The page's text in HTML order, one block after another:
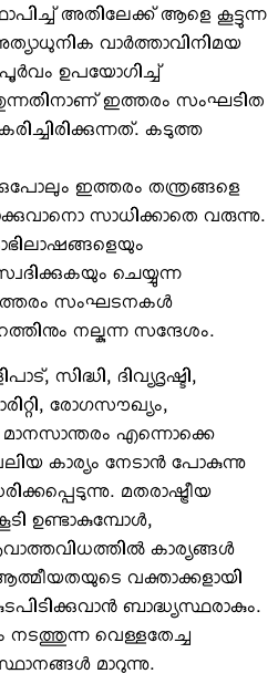
അതിലേക്ക് ആളെ കൂട്ടുന്ന
വാര്‍ത്താവിനിമയ
ഉപയോഗിച്ച്
ഇത്തരം സംഘടിത
കടുത്ത
ഇത്തരം തന്ത്രങ്ങളെ
സാധിക്കാതെ വരുന്നു.
ചെയ്യുന്ന
സംഘടനകള്‍
നല്കുന്ന സന്ദേശം.
സിദ്ധി, ദിവ്യദൃഷ്ടി,
രോഗസൗഖ്യം,
എന്നൊക്കെ
കാര്യം നേടാന്‍ പോകുന്നു
മതരാഷ്ട്രീയ
ഉണ്ടാകുമ്പോള്‍,
കാര്യങ്ങള്‍
വക്താക്കളായി
ബാദ്ധ്യസ്ഥരാകും.
വെള്ളതേച്ച
മാറുന്നു.